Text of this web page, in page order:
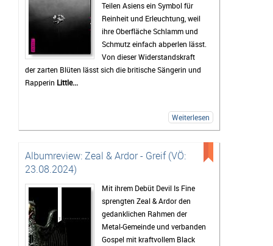
Teilen Asiens ein Symbol für
Reinheit und Erleuchtung, weil
ihre Oberfläche Schlamm und
Schmutz einfach abperlen lässt.
Von dieser Widerstandskraft
der zarten Blüten lässt sich die britische Sängerin und
Rapperin Little...
Weiterlesen
Albumreview: Zeal & Ardor - Greif (VÖ:
23.08.2024)
Mit ihrem Debüt Devil Is Fine
sprengten Zeal & Ardor den
gedanklichen Rahmen der
Metal-Gemeinde und verbanden
Gospel mit kraftvollem Black